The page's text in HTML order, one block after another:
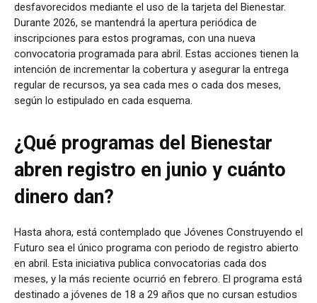
desfavorecidos mediante el uso de la tarjeta del Bienestar.
Durante 2026, se mantendrá la apertura periódica de
inscripciones para estos programas, con una nueva
convocatoria programada para abril. Estas acciones tienen la
intención de incrementar la cobertura y asegurar la entrega
regular de recursos, ya sea cada mes o cada dos meses,
según lo estipulado en cada esquema.
¿Qué programas del Bienestar
abren registro en junio y cuánto
dinero dan?
Hasta ahora, está contemplado que Jóvenes Construyendo el
Futuro sea el único programa con periodo de registro abierto
en abril. Esta iniciativa publica convocatorias cada dos
meses, y la más reciente ocurrió en febrero. El programa está
destinado a jóvenes de 18 a 29 años que no cursan estudios